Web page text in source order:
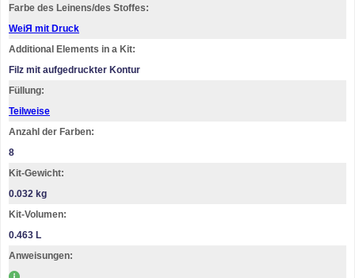
Farbe des Leinens/des Stoffes:
WeiЯ mit Druck
Additional Elements in a Kit:
Filz mit aufgedruckter Kontur
Füllung:
Teilweise
Anzahl der Farben:
8
Kit-Gewicht:
0.032 kg
Kit-Volumen:
0.463 L
Anweisungen: